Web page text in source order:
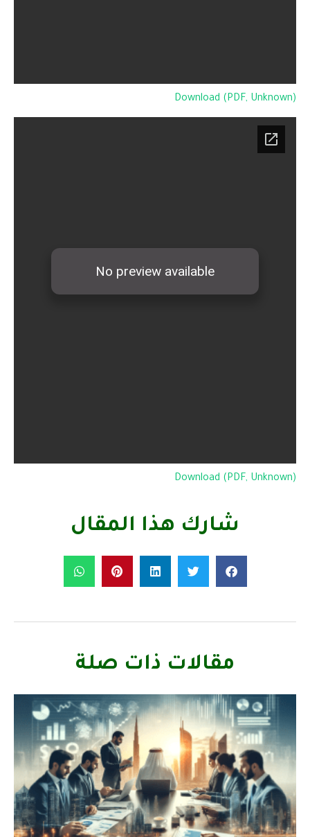
Download (PDF, Unknown)
Download (PDF, Unknown)
شارك هذا المقال
مقالات ذات صلة